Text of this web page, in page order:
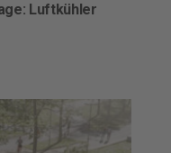
Luftkühler